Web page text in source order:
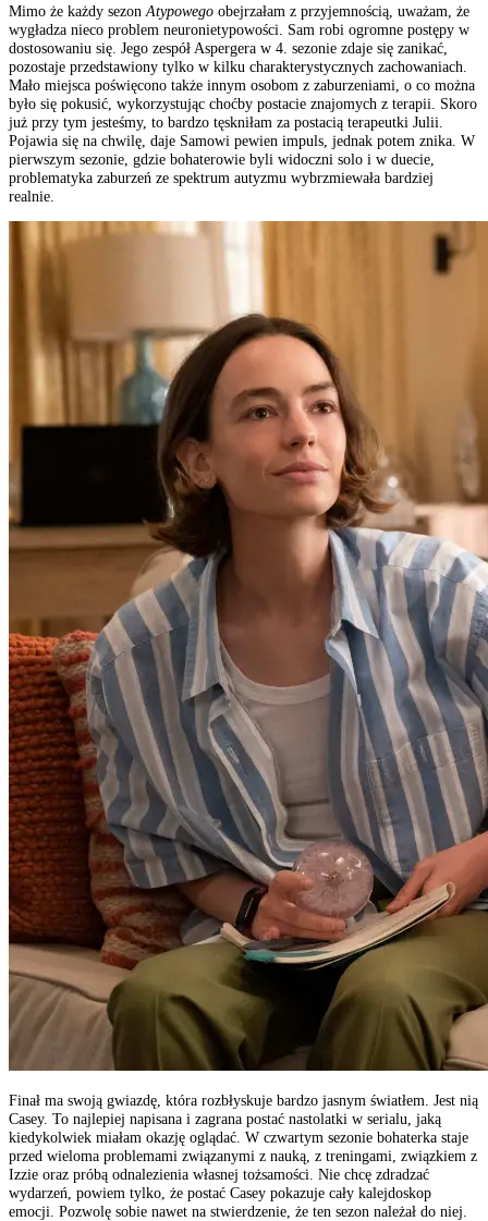
Mimo że każdy sezon Atypowego obejrzałam z przyjemnością, uważam, że
wygładza nieco problem neuronietypowości. Sam robi ogromne postępy w
dostosowaniu się. Jego zespół Aspergera w 4. sezonie zdaje się zanikać,
pozostaje przedstawiony tylko w kilku charakterystycznych zachowaniach.
Mało miejsca poświęcono także innym osobom z zaburzeniami, o co można
było się pokusić, wykorzystując choćby postacie znajomych z terapii. Skoro
już przy tym jesteśmy, to bardzo tęskniłam za postacią terapeutki Julii.
Pojawia się na chwilę, daje Samowi pewien impuls, jednak potem znika. W
pierwszym sezonie, gdzie bohaterowie byli widoczni solo i w duecie,
problematyka zaburzeń ze spektrum autyzmu wybrzmiewała bardziej
realnie.
Finał ma swoją gwiazdę, która rozbłyskuje bardzo jasnym światłem. Jest nią
Casey. To najlepiej napisana i zagrana postać nastolatki w serialu, jaką
kiedykolwiek miałam okazję oglądać. W czwartym sezonie bohaterka staje
przed wieloma problemami związanymi z nauką, z treningami, związkiem z
Izzie oraz próbą odnalezienia własnej tożsamości. Nie chcę zdradzać
wydarzeń, powiem tylko, że postać Casey pokazuje cały kalejdoskop
emocji. Pozwolę sobie nawet na stwierdzenie, że ten sezon należał do niej.